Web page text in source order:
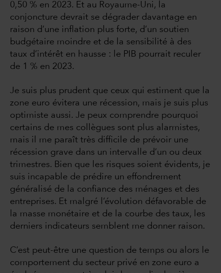
0,50 % en 2023. Et au Royaume-Uni, la
conjoncture devrait se dégrader davantage en
raison d’une inflation plus forte, d’un soutien
budgétaire moindre et de la sensibilité à des
taux d’intérêt en hausse : le PIB pourrait reculer
de 1 % en 2023.
Je suis plus prudent que ceux qui estiment que la
zone euro évitera une récession, mais je suis plus
optimiste aussi. Je peux comprendre pourquoi
certains de mes collègues sont plus alarmistes,
mais il me paraît très difficile de prévoir une
récession grave dans un intervalle d’un ou deux
trimestres. Bien que les risques soient évidents, je
suis incapable de prédire un effondrement
généralisé de la confiance des ménages et des
entreprises. Et malgré l’évolution défavorable de
la masse monétaire et de la courbe des taux, les
derniers indicateurs semblent me donner raison.
C’est peut-être une question de temps ou alors le
comportement du secteur privé en zone euro a